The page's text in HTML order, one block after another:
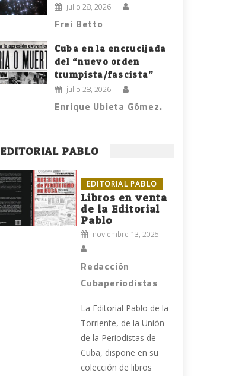
julio 28, 2026
Frei Betto
Cuba en la encrucijada
del “nuevo orden
trumpista/fascista”
julio 28, 2026
Enrique Ubieta Gómez.
EDITORIAL PABLO
EDITORIAL PABLO
Libros en venta
de la Editorial
Pablo
noviembre 13, 2025
Redacción
Cubaperiodistas
La Editorial Pablo de la
Torriente, de la Unión
de la Periodistas de
Cuba, dispone en su
colección de libros